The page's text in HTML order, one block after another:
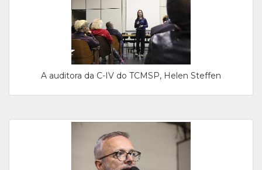
A auditora da C-IV do TCMSP, Helen Steffen